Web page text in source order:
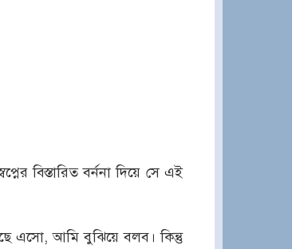
বিস্তারিত বর্ননা দিয়ে সে এই
এসো, আমি বুঝিয়ে বলব। কিন্তু